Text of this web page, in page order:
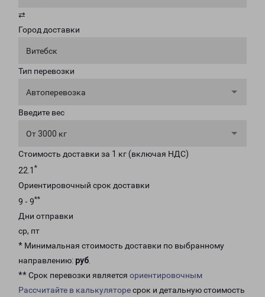
⇄
Город доставки
Витебск
Тип перевозки
Автоперевозка
Введите вес
От 3000 кг
Стоимость доставки за 1 кг (включая НДС)
22.1 *
Ориентировочный срок доставки
9 - 9**
Дни отправки
ср, пт
* Минимальная стоимость доставки по выбранному
направлению: руб.
** Срок перевозки является ориентировочным
Рассчитайте в калькуляторесрок и детальную стоимость